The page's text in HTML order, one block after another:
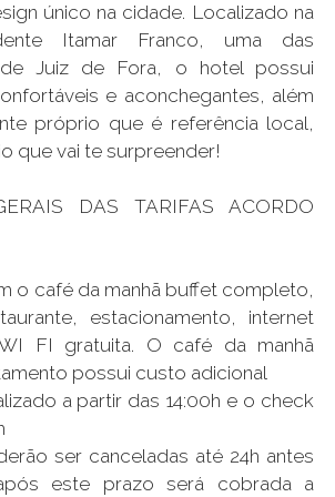
único na cidade. Localizado na
Itamar Franco, uma das
de Juiz de Fora, o hotel possui
e aconchegantes, além
próprio que é referência local,
que vai te surpreender!
DAS TARIFAS ACORDO
o café da manhã buffet completo,
estacionamento, internet
FI gratuita. O café da manhã
possui custo adicional
a partir das 14:00h e o check
ser canceladas até 24h antes
este prazo será cobrada a